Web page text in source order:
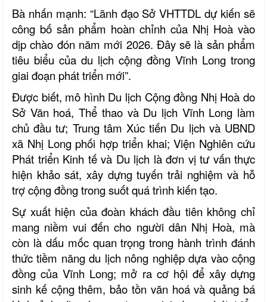
Bà nhấn mạnh: “Lãnh đạo Sở VHTTDL dự kiến sẽ
công bố sản phẩm hoàn chỉnh của Nhị Hoà vào
dịp chào đón năm mới 2026. Đây sẽ là sản phẩm
tiêu biểu của du lịch cộng đồng Vĩnh Long trong
giai đoạn phát triển mới”.
Được biết, mô hình Du lịch Cộng đồng Nhị Hoà do
Sở Văn hoá, Thể thao và Du lịch Vĩnh Long làm
chủ đầu tư; Trung tâm Xúc tiến Du lịch và UBND
xã Nhị Long phối hợp triển khai; Viện Nghiên cứu
Phát triển Kinh tế và Du lịch là đơn vị tư vấn thực
hiện khảo sát, xây dựng tuyến trải nghiệm và hỗ
trợ cộng đồng trong suốt quá trình kiến tạo.
Sự xuất hiện của đoàn khách đầu tiên không chỉ
mang niềm vui đến cho người dân Nhị Hoà, mà
còn là dấu mốc quan trọng trong hành trình đánh
thức tiềm năng du lịch nông nghiệp dựa vào cộng
đồng của Vĩnh Long; mở ra cơ hội để xây dựng
sinh kế cộng thêm, bảo tồn văn hoá và quảng bá